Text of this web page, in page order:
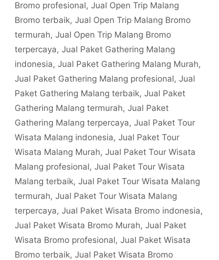
Bromo profesional, Jual Open Trip Malang
Bromo terbaik, Jual Open Trip Malang Bromo
termurah, Jual Open Trip Malang Bromo
terpercaya, Jual Paket Gathering Malang
indonesia, Jual Paket Gathering Malang Murah,
Jual Paket Gathering Malang profesional, Jual
Paket Gathering Malang terbaik, Jual Paket
Gathering Malang termurah, Jual Paket
Gathering Malang terpercaya, Jual Paket Tour
Wisata Malang indonesia, Jual Paket Tour
Wisata Malang Murah, Jual Paket Tour Wisata
Malang profesional, Jual Paket Tour Wisata
Malang terbaik, Jual Paket Tour Wisata Malang
termurah, Jual Paket Tour Wisata Malang
terpercaya, Jual Paket Wisata Bromo indonesia,
Jual Paket Wisata Bromo Murah, Jual Paket
Wisata Bromo profesional, Jual Paket Wisata
Bromo terbaik, Jual Paket Wisata Bromo